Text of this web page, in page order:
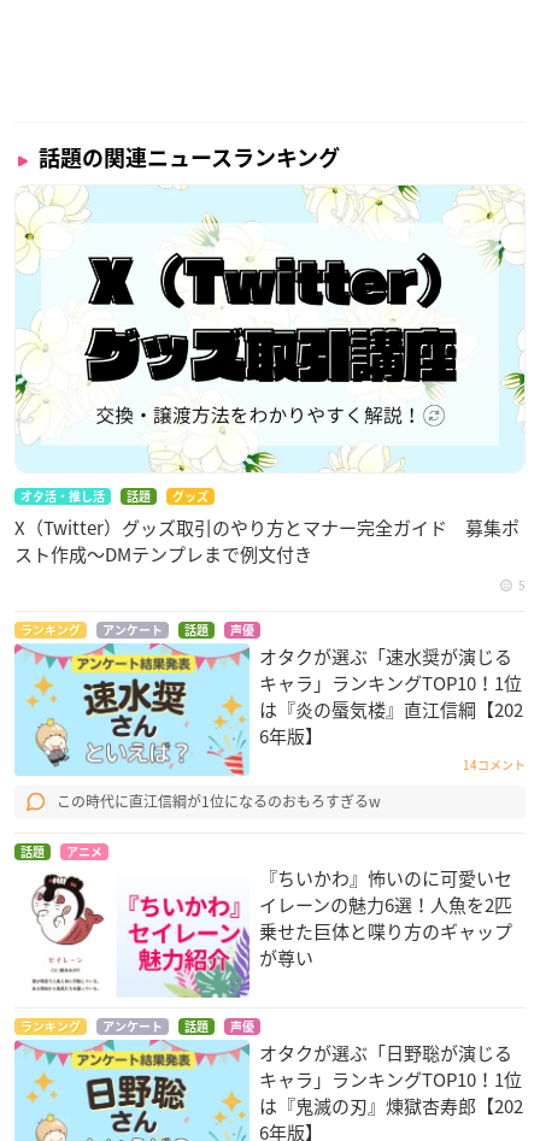
話題の関連ニュースランキング
オタ活・推し活 話題 グッズ
X（Twitter）グッズ取引のやり方とマナー完全ガイド 募集ポ
スト作成〜DMテンプレまで例文付き
5
ランキング アンケート 話題 声優
オタクが選ぶ「速水奨が演じる
キャラ」ランキングTOP10！1位
は『炎の蜃気楼』直江信綱【202
6年版】
14コメント
この時代に直江信綱が1位になるのおもろすぎるw
話題 アニメ
『ちいかわ』怖いのに可愛いセ
イレーンの魅力6選！人魚を2匹
乗せた巨体と喋り方のギャップ
が尊い
ランキング アンケート 話題 声優
オタクが選ぶ「日野聡が演じる
キャラ」ランキングTOP10！1位
は『鬼滅の刃』煉󠄁獄杏寿郎【202
6年版】